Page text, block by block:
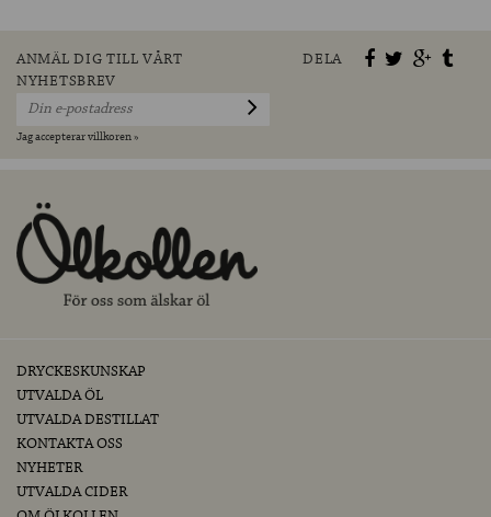
ANMÄL DIG TILL VÅRT
NYHETSBREV
Jag accepterar villkoren »
DELA
DRYCKESKUNSKAP
UTVALDA ÖL
UTVALDA DESTILLAT
KONTAKTA OSS
NYHETER
UTVALDA CIDER